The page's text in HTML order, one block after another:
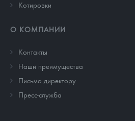
Котировки
О КОМПАНИИ
Контакты
Наши преимущества
Письмо директору
Пресс-служба